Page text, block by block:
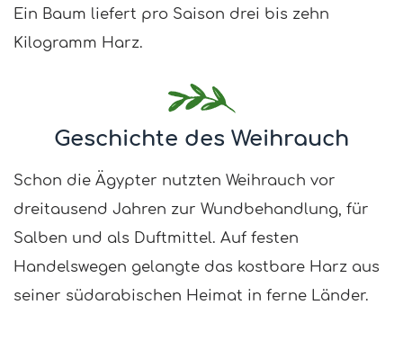
Ein Baum liefert pro Saison drei bis zehn
Kilogramm Harz.
Geschichte des Weihrauch
Schon die Ägypter nutzten Weihrauch vor
dreitausend Jahren zur Wundbehandlung, für
Salben und als Duftmittel. Auf festen
Handelswegen gelangte das kostbare Harz aus
seiner südarabischen Heimat in ferne Länder.